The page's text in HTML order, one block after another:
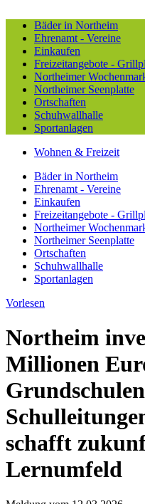
Bäder in Northeim
Ehrenamt - Vereine
Einkaufen
Freizeitangebote -
Northeimer
Northeimer Seenplatte
Ortschaften
Schuhwallhalle
Sportanlagen
Wohnen & Freizeit
Bäder in Northeim
Ehrenamt - Vereine
Einkaufen
Freizeitangebote -
Northeimer
Northeimer Seenplatte
Ortschaften
Schuhwallhalle
Sportanlagen
Vorlesen
Northeim
Millionen
schafft
Lernumfeld